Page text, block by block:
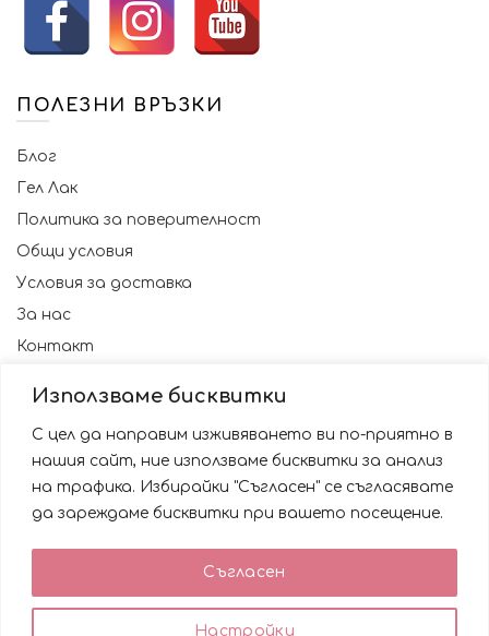
Използваме бисквитки
С цел да направим изживяването ви по-приятно в
нашия сайт, ние използваме бисквитки за анализ
на трафика. Избирайки "Съгласен" се съгласявате
да зареждаме бисквитки при вашето посещение.
Настройки
Съгласен
ПОЛЕЗНИ ВРЪЗКИ
Блог
Гел Лак
Политика за поверителност
Общи условия
Условия за доставка
За нас
Контакт
© 2023 NAILSBG. Всички права запазени
0
Използваме бисквитки за да подобрим вашата
работа със сайта. Като ползвате сайта Вие се
съгласявате с използването им.